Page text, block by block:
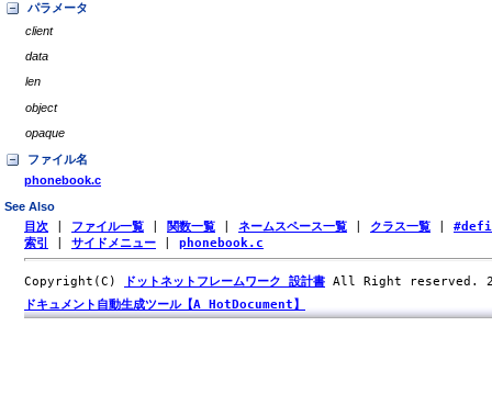
パラメータ
client
data
len
object
opaque
ファイル名
phonebook.c
See Also
目次 ファイル一覧 関数一覧 ネームスペース一覧 クラス一覧
索引
サイドメニュー phonebook.c
Copyright(C) ドットネットフレームワーク 設計書 All Right reserved.
ドキュメント自動生成ツール【A HotDocument】